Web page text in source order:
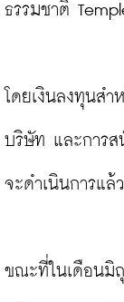
ธรรมชาติ
โดยเงินลงทุนสำ
บริษัท และการส
จะดำเนินการแล้
ขณะที่ในเดือนมิ